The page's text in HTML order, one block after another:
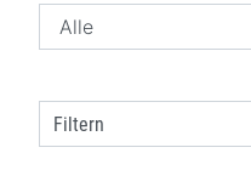
Filtern